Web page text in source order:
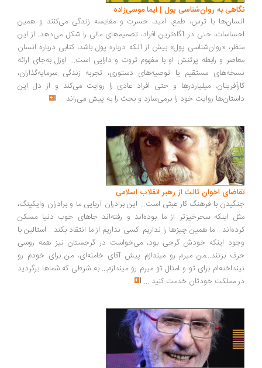
به روان‌شناسی پول | ایما موسی‌زاده
با ترس، طمع، امید، حسرت و مقایسه زندگی می‌کنند و همین
حتی در آگاه‌ترین افراد، تصمیم‌های مالی را شکل می‌دهد. از این
«روان‌شناسی پول» بیش از آنکه درباره پول باشد، کتابی درباره انسان
و رابطه پرتنش او با مفهوم ثروت و دارایی است... اوزل به‌جای ارائه
مستقیم یا توصیه‌های دستوری، تجربه زندگی سرمایه‌گذاران،
میلیاردرها و حتی افراد عادی را روایت می‌کند و از دل این
روایت خود را برمی‌سازد و بحث را به پیش می‌راند ...
اخوان ثالث از رهبر انقلاب اسلامی
با فرهنگ کار عبثی است... این برادران آریایی ما و برادران وایکینگ،
اینکه سحرخیزتر از ما بوده‌اند و رفته‌اند جاهای خوب دنیا مسکن
ما همین چیزها را نداریم. کسی نداریم از ما انتقاد بکند... استالین با
اینکه خودش گرجی بود، می‌خواست در گرجستان نیز همه روسی
بزنند...من میرم رو میندازم پیش آقای خامنه‌ای، من برای خودم رو
برای تو و امثال تو میرم رو میندازم... به شرطی که شماها برگردید
مملکت خودتان خدمت کنید...